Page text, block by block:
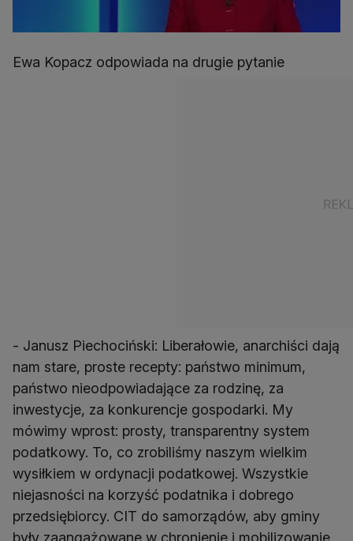
Ewa Kopacz odpowiada na drugie pytanie
- Janusz Piechociński: Liberałowie, anarchiści dają
nam stare, proste recepty: państwo minimum,
państwo nieodpowiadające za rodzinę, za
inwestycje, za konkurencje gospodarki. My
mówimy wprost: prosty, transparentny system
podatkowy. To, co zrobiliśmy naszym wielkim
wysiłkiem w ordynacji podatkowej. Wszystkie
niejasności na korzyść podatnika i dobrego
przedsiębiorcy. CIT do samorządów, aby gminy
były zaangażowane w chronienie i mobilizowanie